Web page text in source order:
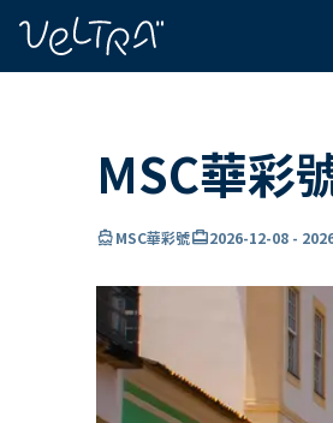
MSC華彩
directions_boatMSC華彩號card_travel2026-12-08 -